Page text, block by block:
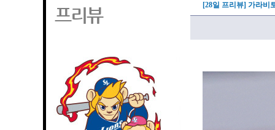
프리뷰 [28일 프리뷰] 가라비